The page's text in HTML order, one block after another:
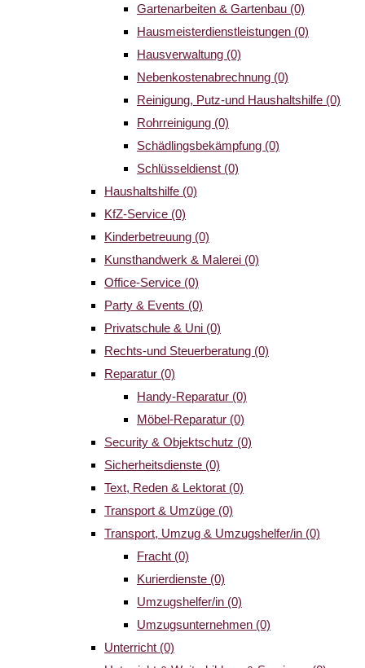
Gartenarbeiten & Gartenbau (0)
Hausmeisterdienstleistungen (0)
Hausverwaltung (0)
Nebenkostenabrechnung (0)
Reinigung, Putz-und Haushaltshilfe (0)
Rohrreinigung (0)
Schädlingsbekämpfung (0)
Schlüsseldienst (0)
Haushaltshilfe (0)
KfZ-Service (0)
Kinderbetreuung (0)
Kunsthandwerk & Malerei (0)
Office-Service (0)
Party & Events (0)
Privatschule & Uni (0)
Rechts-und Steuerberatung (0)
Reparatur (0)
Handy-Reparatur (0)
Möbel-Reparatur (0)
Security & Objektschutz (0)
Sicherheitsdienste (0)
Text, Reden & Lektorat (0)
Transport & Umzüge (0)
Transport, Umzug & Umzugshelfer/in (0)
Fracht (0)
Kurierdienste (0)
Umzugshelfer/in (0)
Umzugsunternehmen (0)
Unterricht (0)